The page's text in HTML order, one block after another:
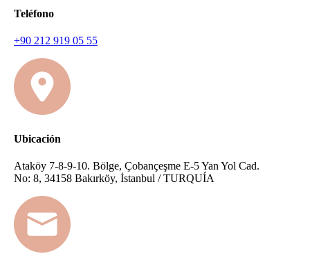
Teléfono
+90 212 919 05 55
Ubicación
Ataköy 7-8-9-10. Bölge, Çobançeşme E-5 Yan Yol Cad.
No: 8, 34158 Bakırköy, İstanbul / TURQUÍA